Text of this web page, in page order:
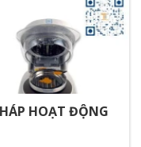
HOẠT ĐỘNG